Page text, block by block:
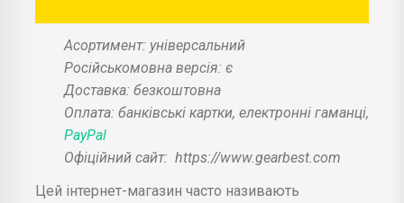
Асортимент: універсальний
Російськомовна версія: є
Доставка: безкоштовна
Оплата: банківські картки, електронні гаманці,
PayPal
Офіційний сайт: https://www.gearbest.com
Цей інтернет-магазин часто називають